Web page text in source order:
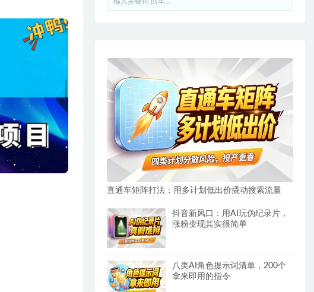
直通车矩阵打法：用多计划低出价撬动搜索流量
抖音新风口：用AI玩伪纪录片，
涨粉变现其实很简单
八类AI角色提示词清单，200个
拿来即用的指令